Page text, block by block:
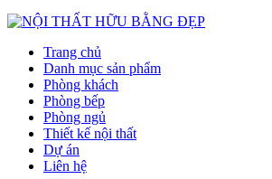
Trang chủ
Danh mục sản phẩm
Phòng khách
Phòng bếp
Phòng ngủ
Thiết kế nội thất
Dự án
Liên hệ